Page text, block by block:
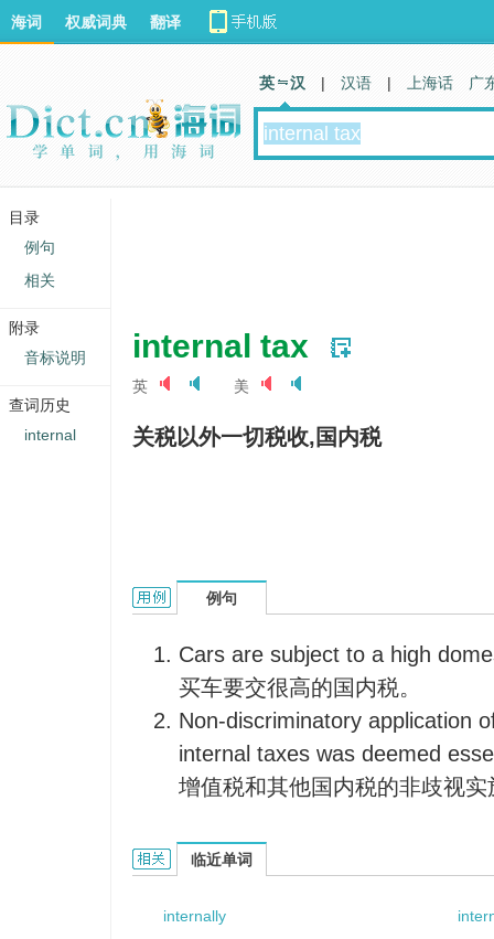
internal tax
英 美
关税以外一切税收,国内税
internal tax的用法和样例：
例句
Cars are subject to a high
买车要交很高的国内税。
Non-discriminatory application
internal taxes was deemed
增值税和其他国内税的非歧视
internal tax的相关资料：
临近单词
internally
海词 权威词典 翻译
英 汉 | 汉语 | 上海话 广
目录
例句
相关
附录
音标说明
查词历史
internal